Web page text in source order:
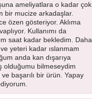
ameliyatlara o kadar çok
bir mucize arkadaşlar.
özen gösteriyor. Aklıma
Kullanımı da
saat kadar bekledim. Daha
yeteri kadar ıslanmam
anda kan dışarıya
olduğumu bilmeseydim
ve başarılı bir ürün. Yapay